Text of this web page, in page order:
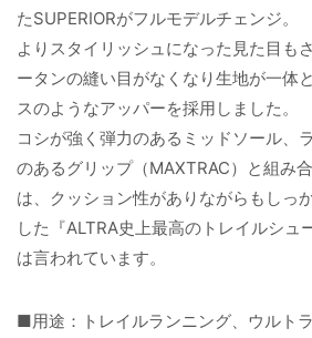
たSUPERIORがフルモデルチェンジ。
よりスタイリッシュになった見た目も
ータンの縫い目がなくなり生地が一体
スのようなアッパーを採用しました。
コシが強く弾力のあるミッドソール、
のあるグリップ（MAXTRAC）と組み
は、クッション性がありながらもしっ
した『ALTRA史上最高のトレイルシュ
は言われています。
■用途：トレイルランニング、ウルト